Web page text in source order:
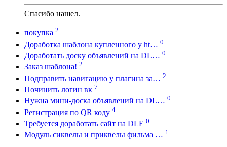
Спасибо нашел.
покупка 2
Доработка шаблона купленного у ht… 0
Доработать доску объявлений на DL… 0
Заказ шаблона! 2
Подправить навигацию у плагина за… 2
Починить логин вк 7
Нужна мини-доска объявлений на DL… 0
Регистрация по QR коду 4
Требуется доработать сайт на DLE 0
Модуль сиквелы и приквелы фильма … 1